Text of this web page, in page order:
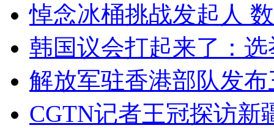
悼念冰桶挑战发起人
韩国议会打起来了：
解放军驻香港部队发
CGTN记者王冠探访新